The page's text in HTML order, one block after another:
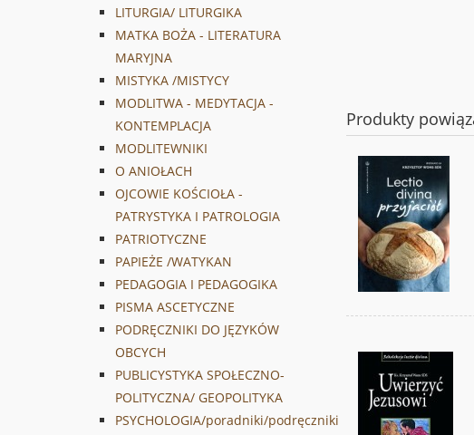
LITURGIA/ LITURGIKA
MATKA BOŻA - LITERATURA
MARYJNA
MISTYKA /MISTYCY
MODLITWA - MEDYTACJA -
KONTEMPLACJA
MODLITEWNIKI
O ANIOŁACH
OJCOWIE KOŚCIOŁA -
PATRYSTYKA I PATROLOGIA
PATRIOTYCZNE
PAPIEŻE /WATYKAN
PEDAGOGIA I PEDAGOGIKA
PISMA ASCETYCZNE
PODRĘCZNIKI DO JĘZYKÓW
OBCYCH
PUBLICYSTYKA SPOŁECZNO-
POLITYCZNA/ GEOPOLITYKA
PSYCHOLOGIA/poradniki/podręczniki
Produkty